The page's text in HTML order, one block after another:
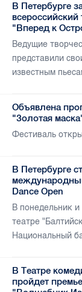
В Петербурге
"Вперед к
Ведущие
представили
известным
Объявлена
"Золотая
Фестиваль
В Петербурге
Dance Open
В понедельник
театре
Национальный
В Театре
пройдет